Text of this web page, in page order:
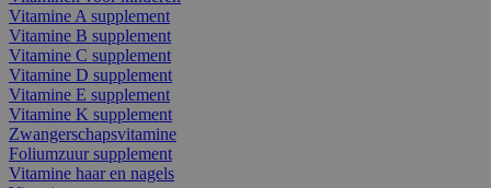
Vitamine A supplement
Vitamine B supplement
Vitamine C supplement
Vitamine D supplement
Vitamine E supplement
Vitamine K supplement
Zwangerschapsvitamine
Foliumzuur supplement
Vitamine haar en nagels